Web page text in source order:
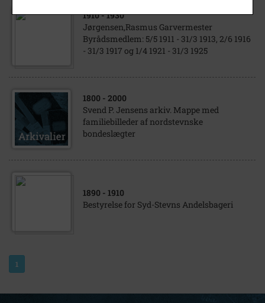
1910- 1930
Jørgensen,Rasmus Garvermester
Byrådsmedlem: 5/5 1911 - 31/3 1913, 2/6 1916
- 31/3 1917 og 1/4 1921 - 31/3 1925
1800 - 2000
Svend P. Jensens arkiv. Mappe med
familiebilleder af nordstevnske
bondeslægter
1890 - 1910
Bestyrelse for Syd-Stevns Andelsbageri
1